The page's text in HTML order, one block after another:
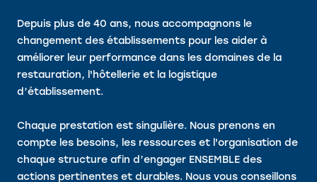
Depuis plus de 40 ans, nous accompagnons le
changement des établissements pour les aider à
améliorer leur performance dans les domaines de la
restauration, l'hôtellerie et la logistique
d’établissement.
Chaque prestation est singulière. Nous prenons en
compte les besoins, les ressources et l'organisation de
chaque structure afin d’engager ENSEMBLE des
actions pertinentes et durables. Nous vous conseillons